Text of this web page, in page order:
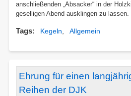
anschließenden „Absacker“ in der
geselligen Abend ausklingen zu lassen.
Tags Kegeln Allgemein
Ehrung für einen
Reihen der DJK